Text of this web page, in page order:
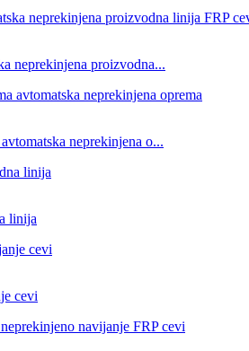
neprekinjena proizvodna...
neprekinjena o...
linija
cevi